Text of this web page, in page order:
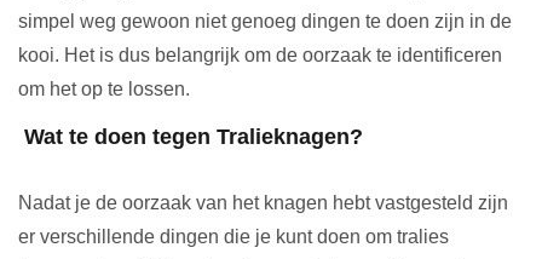
simpel weg gewoon niet genoeg dingen te doen zijn in de
kooi. Het is dus belangrijk om de oorzaak te identificeren
om het op te lossen.
Wat te doen tegen Tralieknagen?
Nadat je de oorzaak van het knagen hebt vastgesteld zijn
er verschillende dingen die je kunt doen om tralies